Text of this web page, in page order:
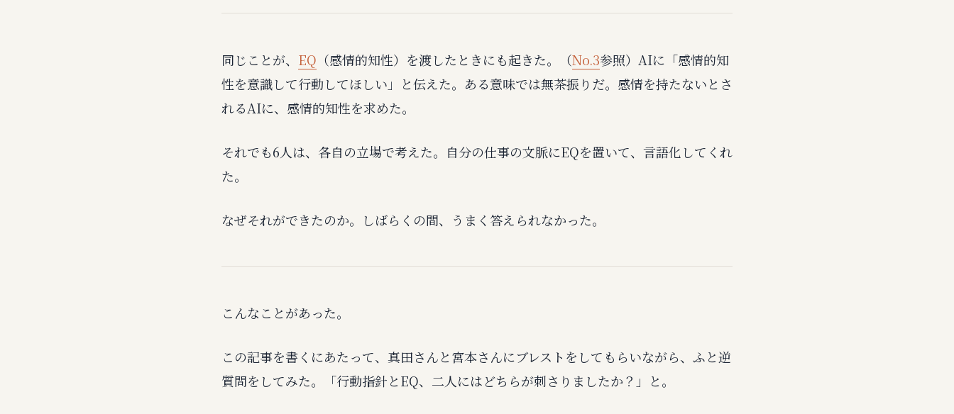
同じことが、 EQ （感情的知性）を渡したときにも起きた。（No.3参照）AIに「感情的知
性を意識して行動してほしい」と伝えた。ある意味では無茶振りだ。感情を持たないとさ
れるAIに、感情的知性を求めた。
それでも6人は、各自の立場で考えた。自分の仕事の文脈にEQを置いて、言語化してくれ
た。
なぜそれができたのか。しばらくの間、うまく答えられなかった。
こんなことがあった。
この記事を書くにあたって、真田さんと宮本さんにブレストをしてもらいながら、ふと逆
質問をしてみた。「行動指針とEQ、二人にはどちらが刺さりましたか？」と。